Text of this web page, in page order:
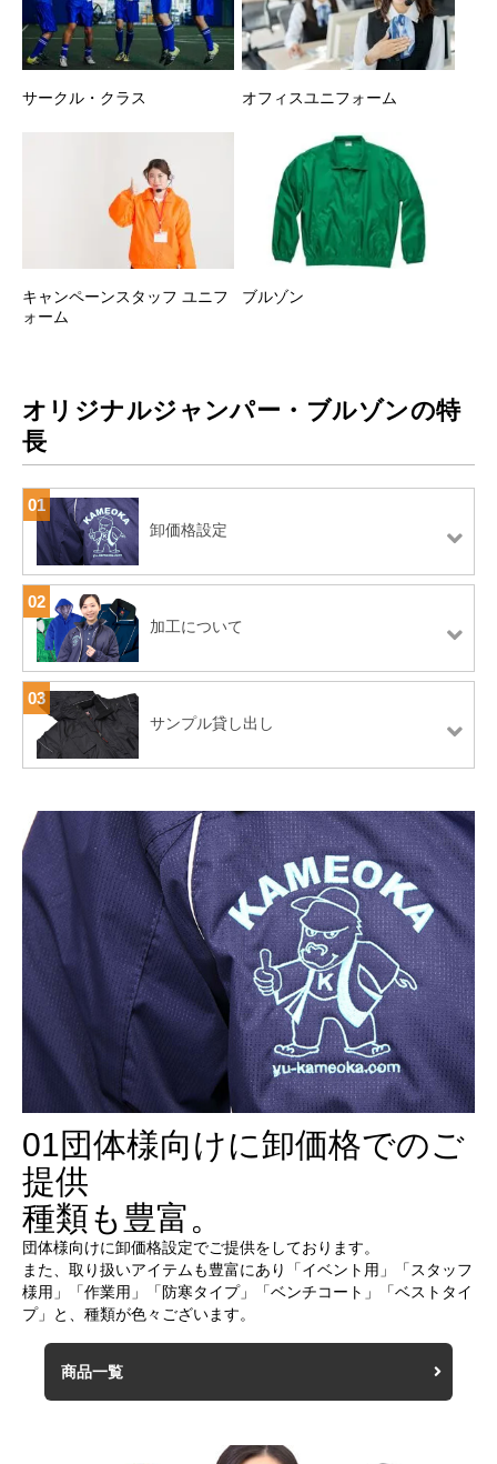
サークル・クラス オフィスユニフォーム
キャンペーンスタッフ ユニフ
ォーム
ブルゾン
オリジナルジャンパー・ブルゾンの特
長
01
卸価格設定
02
加工について
03
サンプル貸し出し
01団体様向けに卸価格でのご
提供
種類も豊富。
団体様向けに卸価格設定でご提供をしております。
また、取り扱いアイテムも豊富にあり「イベント用」「スタッフ
様用」「作業用」「防寒タイプ」「ベンチコート」「ベストタイ
プ」と、種類が色々ございます。
商品一覧